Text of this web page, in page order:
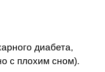
диабета,
с плохим сном).